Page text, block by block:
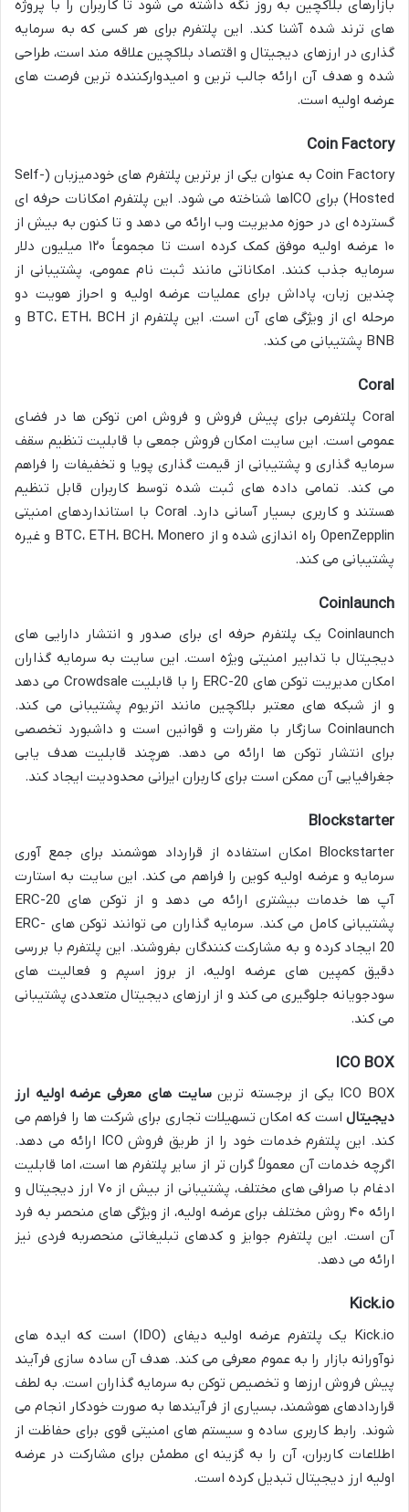
بازارهای بلاکچین به روز نگه داشته می شود تا کاربران را با پروژه
های ترند شده آشنا کند. این پلتفرم برای هر کسی که به سرمایه
گذاری در ارزهای دیجیتال و اقتصاد بلاکچین علاقه مند است، طراحی
شده و هدف آن ارائه جالب ترین و امیدوارکننده ترین فرصت های
عرضه اولیه است.
Coin Factory
Coin Factory به عنوان یکی از برترین پلتفرم های خودمیزبان (Self-
Hosted) برای ICOها شناخته می شود. این پلتفرم امکانات حرفه ای
گسترده ای در حوزه مدیریت وب ارائه می دهد و تا کنون به بیش از
۱۰ عرضه اولیه موفق کمک کرده است تا مجموعاً ۱۲۰ میلیون دلار
سرمایه جذب کنند. امکاناتی مانند ثبت نام عمومی، پشتیبانی از
چندین زبان، پاداش برای عملیات عرضه اولیه و احراز هویت دو
مرحله ای از ویژگی های آن است. این پلتفرم از BTC، ETH، BCH و
BNB پشتیبانی می کند.
Coral
Coral پلتفرمی برای پیش فروش و فروش امن توکن ها در فضای
عمومی است. این سایت امکان فروش جمعی با قابلیت تنظیم سقف
سرمایه گذاری و پشتیبانی از قیمت گذاری پویا و تخفیفات را فراهم
می کند. تمامی داده های ثبت شده توسط کاربران قابل تنظیم
هستند و کاربری بسیار آسانی دارد. Coral با استانداردهای امنیتی
OpenZepplin راه اندازی شده و از BTC، ETH، BCH، Monero و غیره
پشتیبانی می کند.
Coinlaunch
Coinlaunch یک پلتفرم حرفه ای برای صدور و انتشار دارایی های
دیجیتال با تدابیر امنیتی ویژه است. این سایت به سرمایه گذاران
امکان مدیریت توکن های ERC-20 را با قابلیت Crowdsale می دهد
و از شبکه های معتبر بلاکچین مانند اتریوم پشتیبانی می کند.
Coinlaunch سازگار با مقررات و قوانین است و داشبورد تخصصی
برای انتشار توکن ها ارائه می دهد. هرچند قابلیت هدف یابی
جغرافیایی آن ممکن است برای کاربران ایرانی محدودیت ایجاد کند.
Blockstarter
Blockstarter امکان استفاده از قرارداد هوشمند برای جمع آوری
سرمایه و عرضه اولیه کوین را فراهم می کند. این سایت به استارت
آپ ها خدمات بیشتری ارائه می دهد و از توکن های ERC-20
پشتیبانی کامل می کند. سرمایه گذاران می توانند توکن های ERC-
20 ایجاد کرده و به مشارکت کنندگان بفروشند. این پلتفرم با بررسی
دقیق کمپین های عرضه اولیه، از بروز اسپم و فعالیت های
سودجویانه جلوگیری می کند و از ارزهای دیجیتال متعددی پشتیبانی
می کند.
ICO BOX
ICO BOX یکی از برجسته ترین
سایت های معرفی عرضه اولیه ارز
دیجیتال است که امکان تسهیلات تجاری برای شرکت ها را فراهم می
کند. این پلتفرم خدمات خود را از طریق فروش ICO ارائه می دهد.
اگرچه خدمات آن معمولاً گران تر از سایر پلتفرم ها است، اما قابلیت
ادغام با صرافی های مختلف، پشتیبانی از بیش از ۷۰ ارز دیجیتال و
ارائه ۴۰ روش مختلف برای عرضه اولیه، از ویژگی های منحصر به فرد
آن است. این پلتفرم جوایز و کدهای تبلیغاتی منحصربه فردی نیز
ارائه می دهد.
Kick.io
Kick.io یک پلتفرم عرضه اولیه دیفای (IDO) است که ایده های
نوآورانه بازار را به عموم معرفی می کند. هدف آن ساده سازی فرآیند
پیش فروش ارزها و تخصیص توکن به سرمایه گذاران است. به لطف
قراردادهای هوشمند، بسیاری از فرآیندها به صورت خودکار انجام می
شوند. رابط کاربری ساده و سیستم های امنیتی قوی برای حفاظت از
اطلاعات کاربران، آن را به گزینه ای مطمئن برای مشارکت در عرضه
اولیه ارز دیجیتال تبدیل کرده است.